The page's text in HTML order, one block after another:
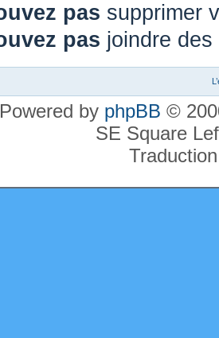
pas supprimer
pas joindre
Powered by phpBB ©
SE Square